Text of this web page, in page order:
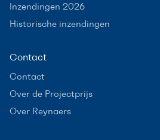
Inzendingen 2026
Historische inzendingen
Contact
Contact
Over de Projectprijs
Over Reynaers